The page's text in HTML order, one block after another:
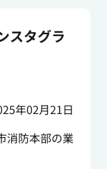
スタグラ
年02月21日
消防本部の業